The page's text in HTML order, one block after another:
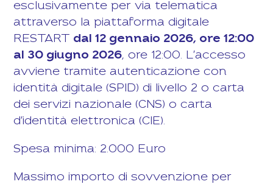
esclusivamente per via telematica
attraverso la piattaforma digitale
RESTART dal 12 gennaio 2026, ore 12:00
al 30 giugno 2026, ore 12:00. L'accesso
avviene tramite autenticazione con
identità digitale (SPID) di livello 2 o carta
dei servizi nazionale (CNS) o carta
d'identità elettronica (CIE).
Spesa minima: 2.000 Euro
Massimo importo di sovvenzione per